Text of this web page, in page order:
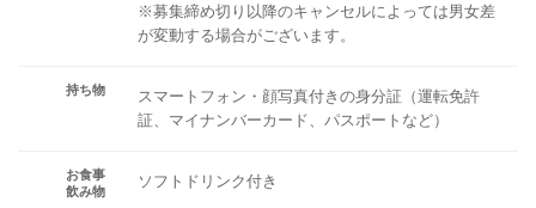
※募集締め切り以降のキャンセルによっては男女差
が変動する場合がございます。
持ち物
スマートフォン・顔写真付きの身分証（運転免許
証、マイナンバーカード、パスポートなど）
お食事
飲み物
ソフトドリンク付き